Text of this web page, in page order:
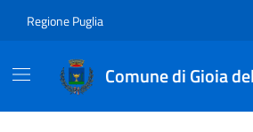
Regione Puglia
Comune di Gioia